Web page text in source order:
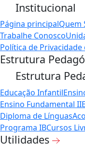
Institucional
Página principalQuem
Trabalhe Conosco
Política de Privacidade
Estrutura
Estrutura
Educação Infantil
Ensino Fundamental II
Diploma de Línguas
Programa IBCursos
Utilidades